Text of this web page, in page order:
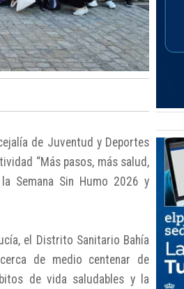
de Juventud y Deportes
“Más pasos, más salud,
Semana Sin Humo 2026 y
el Distrito Sanitario Bahía
de medio centenar de
de vida saludables y la